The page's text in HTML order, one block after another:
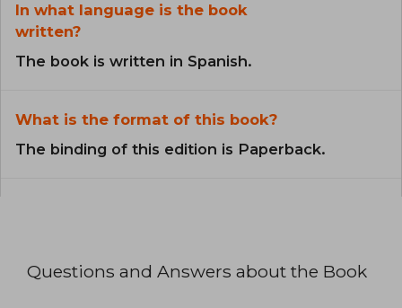
In what language is the book
written?
The book is written in Spanish.
What is the format of this book?
The binding of this edition is Paperback.
Questions and Answers about the Book